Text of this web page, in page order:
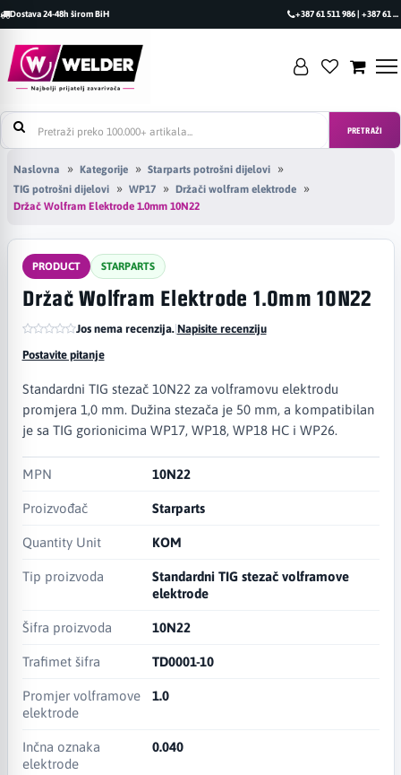
Dostava 24-48h širom BiH +387 61 511 986 | +387 61 493 470
PRETRAŽI
Naslovna Kategorije
Starparts potrošni dijelovi
TIG potrošni dijelovi
WP17
Držači wolfram elektrode
Držač Wolfram Elektrode 1.0mm 10N22
PRODUCT STARPARTS
Držač Wolfram Elektrode 1.0mm 10N22
Jos nema recenzija.|Napisite recenziju
Postavite pitanje
Standardni TIG stezač 10N22 za volframovu elektrodu
promjera 1,0 mm. Dužina stezača je 50 mm, a kompatibilan
je sa TIG gorionicima WP17, WP18, WP18 HC i WP26.
MPN 10N22
Proizvođač Starparts
Quantity Unit KOM
Tip proizvoda
Standardni TIG stezač volframove
elektrode
Šifra proizvoda 10N22
Trafimet šifra TD0001-10
Promjer volframove
elektrode
1.0
Inčna oznaka
elektrode
0.040